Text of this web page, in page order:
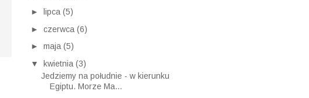
►
lipca (5)
► czerwca (6)
► maja (5)
▼
kwietnia (3)
Jedziemy na południe - w kierunku
Egiptu. Morze Ma...